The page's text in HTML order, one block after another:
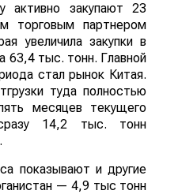
активно закупают 23
торговым партнером
увеличила закупки в
63,4 тыс. тонн. Главной
стал рынок Китая.
туда полностью
месяцев текущего
14,2 тыс. тонн
показывают и другие
— 4,9 тыс тонн